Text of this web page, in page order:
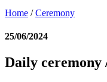
Home /Ceremony
25/06/2024
Daily ceremony